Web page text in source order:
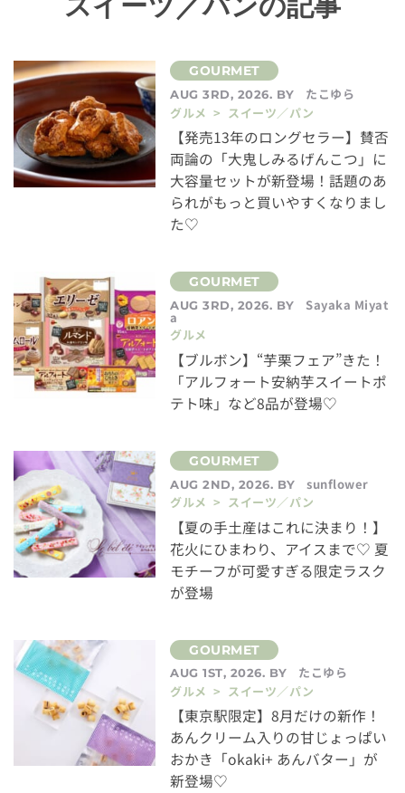
AUG 3RD, 2026. BY
たこゆら
グルメ > スイーツ／パン
【発売13年のロングセラー】賛否
両論の「大鬼しみるげんこつ」に
大容量セットが新登場！話題のあ
られがもっと買いやすくなりまし
た♡
AUG 3RD, 2026. BY Sayaka Miyat
a
グルメ
【ブルボン】“芋栗フェア”きた！
「アルフォート安納芋スイートポ
テト味」など8品が登場♡
AUG 2ND, 2026. BY
sunflower
グルメ > スイーツ／パン
【夏の手土産はこれに決まり！】
花火にひまわり、アイスまで♡ 夏
モチーフが可愛すぎる限定ラスク
が登場
AUG 1ST, 2026. BY
たこゆら
グルメ > スイーツ／パン
【東京駅限定】8月だけの新作！
あんクリーム入りの甘じょっぱい
おかき「okaki+ あんバター」が
新登場♡